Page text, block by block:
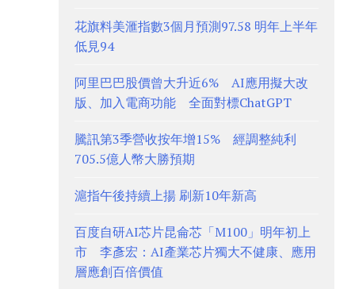
花旗料美滙指數3個月預測97.58 明年上半年
低見94
阿里巴巴股價曾大升近6% AI應用擬大改
版、加入電商功能 全面對標ChatGPT
騰訊第3季營收按年增15% 經調整純利
705.5億人幣大勝預期
滬指午後持續上揚 刷新10年新高
百度自研AI芯片昆侖芯「M100」明年初上
市 李彥宏：AI產業芯片獨大不健康、應用
層應創百倍價值